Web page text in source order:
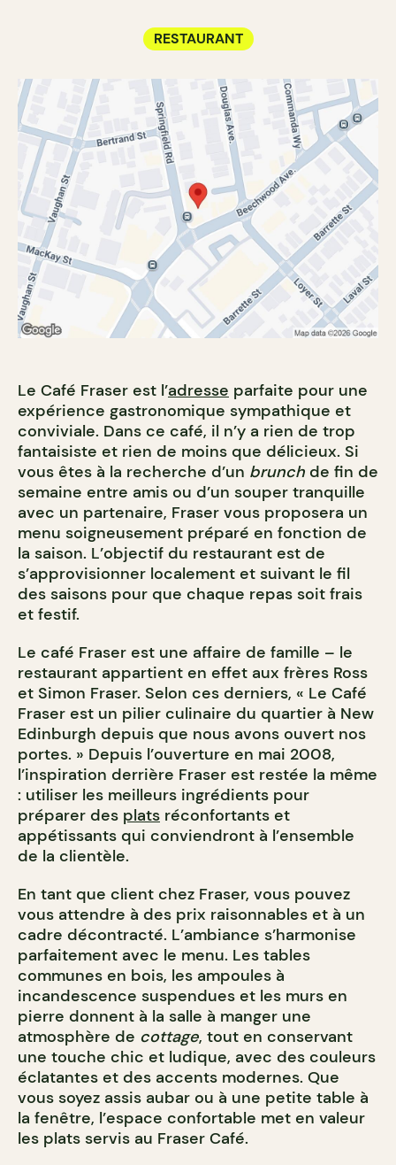
RESTAURANT
Le Café Fraser est l’adresse parfaite pour une
expérience gastronomique sympathique et
conviviale. Dans ce café, il n’y a rien de trop
fantaisiste et rien de moins que délicieux. Si
vous êtes à la recherche d’un brunch de fin de
semaine entre amis ou d’un souper tranquille
avec un partenaire, Fraser vous proposera un
menu soigneusement préparé en fonction de
la saison. L’objectif du restaurant est de
s’approvisionner localement et suivant le fil
des saisons pour que chaque repas soit frais
et festif.
Le café Fraser est une affaire de famille – le
restaurant appartient en effet aux frères Ross
et Simon Fraser. Selon ces derniers, « Le Café
Fraser est un pilier culinaire du quartier à New
Edinburgh depuis que nous avons ouvert nos
portes. » Depuis l’ouverture en mai 2008,
l’inspiration derrière Fraser est restée la même
: utiliser les meilleurs ingrédients pour
préparer des plats réconfortants et
appétissants qui conviendront à l’ensemble
de la clientèle.
En tant que client chez Fraser, vous pouvez
vous attendre à des prix raisonnables et à un
cadre décontracté. L’ambiance s’harmonise
parfaitement avec le menu. Les tables
communes en bois, les ampoules à
incandescence suspendues et les murs en
pierre donnent à la salle à manger une
atmosphère de cottage, tout en conservant
une touche chic et ludique, avec des couleurs
éclatantes et des accents modernes. Que
vous soyez assis aubar ou à une petite table à
la fenêtre, l’espace confortable met en valeur
les plats servis au Fraser Café.